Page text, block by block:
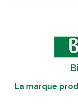
La marque